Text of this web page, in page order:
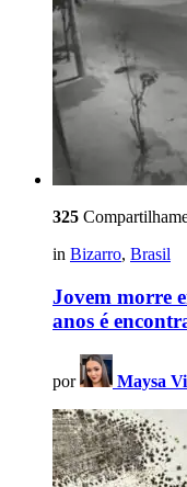
325
in Bizarro, Brasil
Jovem morre
anos é
por Maysa